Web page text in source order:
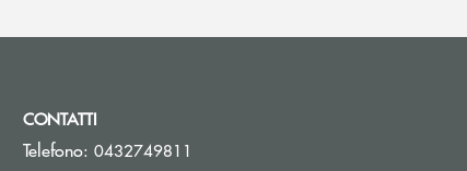
CONTATTI
Telefono: 0432749811